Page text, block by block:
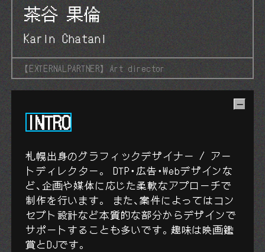
茶谷 果倫
Karin Chatani
【EXTERNALPARTNER】 Art director
INTRO
札幌出身のグラフィックデザイナー / アー
トディレクター。 DTP・広告・Webデザインな
ど、企画や媒体に応じた柔軟なアプローチで
制作を行います。 また、案件によってはコン
セプト設計など本質的な部分からデザインで
サポートすることも多いです。趣味は映画鑑
賞とDJです。